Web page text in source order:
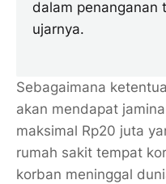
dalam penanganan
ujarnya.
Sebagaimana
akan mendapat
maksimal Rp20 juta
rumah sakit tempat
korban meninggal